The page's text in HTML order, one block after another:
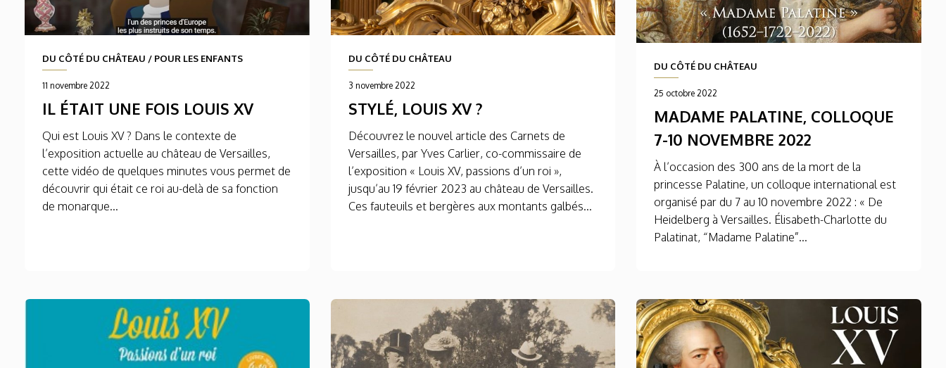
DU CÔTÉ DU CHÂTEAU / POUR LES ENFANTS
11 novembre 2022
IL ÉTAIT UNE FOIS LOUIS XV
Qui est Louis XV ? Dans le contexte de
l’exposition actuelle au château de Versailles,
cette vidéo de quelques minutes vous permet de
découvrir qui était ce roi au-delà de sa fonction
de monarque...
DU CÔTÉ DU CHÂTEAU
3 novembre 2022
STYLÉ, LOUIS XV ?
Découvrez le nouvel article des Carnets de
Versailles, par Yves Carlier, co-commissaire de
l’exposition « Louis XV, passions d’un roi »,
jusqu’au 19 février 2023 au château de Versailles.
Ces fauteuils et bergères aux montants galbés...
DU CÔTÉ DU CHÂTEAU
25 octobre 2022
MADAME PALATINE, COLLOQUE
7-10 NOVEMBRE 2022
À l’occasion des 300 ans de la mort de la
princesse Palatine, un colloque international est
organisé par du 7 au 10 novembre 2022 : « De
Heidelberg à Versailles. Élisabeth-Charlotte du
Palatinat, “Madame Palatine”...